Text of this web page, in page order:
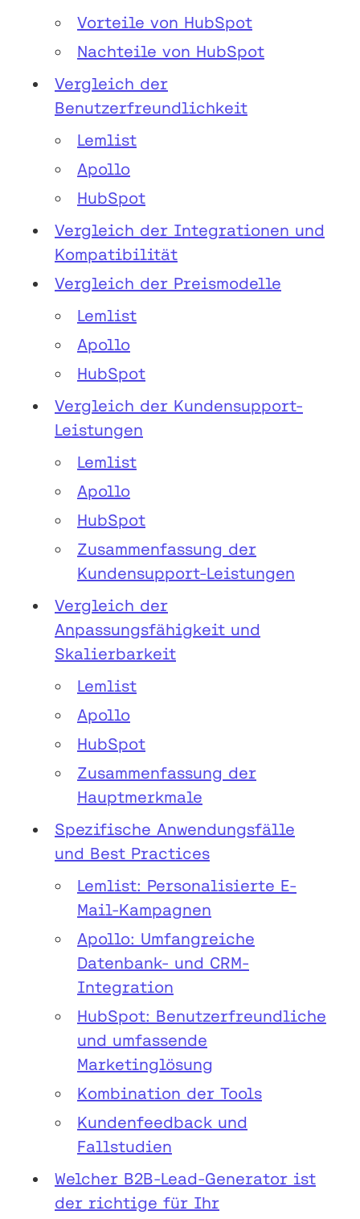
Vorteile von HubSpot
Nachteile von HubSpot
Vergleich der
Benutzerfreundlichkeit
Lemlist
Apollo
HubSpot
Vergleich der Integrationen und
Kompatibilität
Vergleich der Preismodelle
Lemlist
Apollo
HubSpot
Vergleich der Kundensupport-
Leistungen
Lemlist
Apollo
HubSpot
Zusammenfassung der
Kundensupport-Leistungen
Vergleich der
Anpassungsfähigkeit und
Skalierbarkeit
Lemlist
Apollo
HubSpot
Zusammenfassung der
Hauptmerkmale
Spezifische Anwendungsfälle
und Best Practices
Lemlist: Personalisierte E-
Mail-Kampagnen
Apollo: Umfangreiche
Datenbank- und CRM-
Integration
HubSpot: Benutzerfreundliche
und umfassende
Marketinglösung
Kombination der Tools
Kundenfeedback und
Fallstudien
Welcher B2B-Lead-Generator ist
der richtige für Ihr